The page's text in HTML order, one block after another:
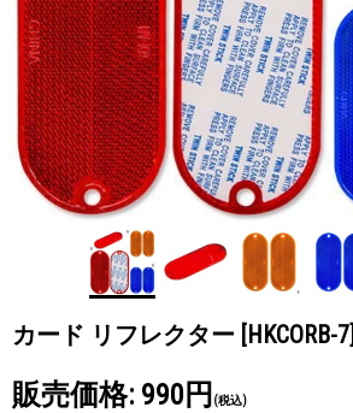
カード リフレクター [HKCORB-7]
販売価格: 990円 (税込)